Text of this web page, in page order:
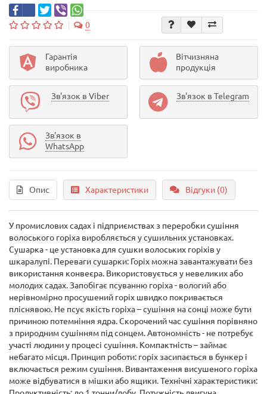
0
Гарантія
виробника
Вітчизняна
продукція
Зв'язок в Viber Зв'язок в Telegram
Зв'язок в
WhatsApp
Опис Характеристики Відгуки (0)
У промислових садах і підприємствах з переробки сушіння
волоського горіха виробляється у сушильних установках.
Сушарка - це установка для сушки волоських горіхів у
шкаралупі. Переваги сушарки: Горіх можна завантажувати без
використання конвеєра. Використовується у невеликих або
молодих садах. Запобігає псуванню горіха - вологий або
нерівномірно просушений горіх швидко покривається
пліснявою. Не псує якість горіха – сушіння на сонці може бути
причиною потемніння ядра. Скорочений час сушіння порівняно
з природним сушінням під сонцем. Автономність - не потребує
участі людини у процесі сушіння. Компактність – займає
небагато місця. Принцип роботи: горіх засипається в бункер і
включається режим сушіння. Вивантаження висушеного горіха
може відбуватися в мішки або ящики. Технічні характеристики: